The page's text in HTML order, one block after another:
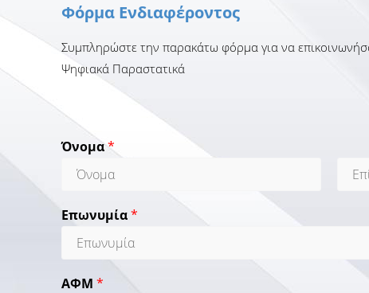
Φόρμα Ενδιαφέροντος
Συμπληρώστε την παρακάτω φόρμα για να
Ψηφιακά Παραστατικά
Όνομα*
i
rΕπωνυμία*
ΑΦΜ*